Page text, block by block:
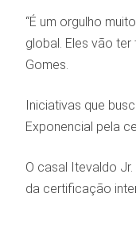
“É um orgulho
global. Eles vão
Gomes.
Iniciativas que
Exponencial pela
O casal Itevaldo
da certificação